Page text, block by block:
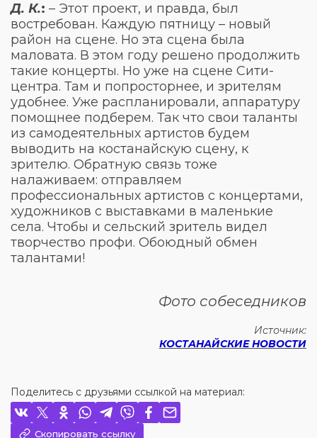
Д. К.: – Этот проект, и правда, был
востребован. Каждую пятницу – новый
район на сцене. Но эта сцена была
маловата. В этом году решено продолжить
такие концерты. Но уже на сцене Сити-
центра. Там и попросторнее, и зрителям
удобнее. Уже распланировали, аппаратуру
помощнее подберем. Так что свои таланты
из самодеятельных артистов будем
выводить на костанайскую сцену, к
зрителю. Обратную связь тоже
налаживаем: отправляем
профессиональных артистов с концертами,
художников с выставками в маленькие
села. Чтобы и сельский зритель видел
творчество профи. Обоюдный обмен
талантами!
Фото собеседников
Источник:
КОСТАНАЙСКИЕ НОВОСТИ
Поделитесь с друзьями ссылкой на материал:
Скопировать ссылку